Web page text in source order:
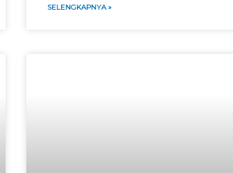
SELENGKAPNYA »